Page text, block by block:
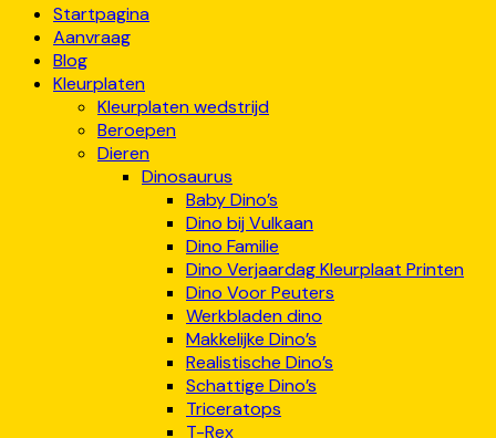
Startpagina
Aanvraag
Blog
Kleurplaten
Kleurplaten wedstrijd
Beroepen
Dieren
Dinosaurus
Baby Dino’s
Dino bij Vulkaan
Dino Familie
Dino Verjaardag Kleurplaat Printen
Dino Voor Peuters
Werkbladen dino
Makkelijke Dino’s
Realistische Dino’s
Schattige Dino’s
Triceratops
T-Rex